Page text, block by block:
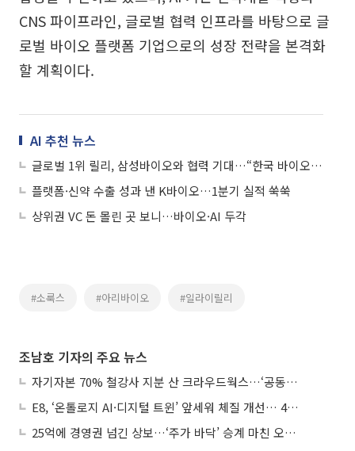
CNS 파이프라인, 글로벌 협력 인프라를 바탕으로 글
로벌 바이오 플랫폼 기업으로의 성장 전략을 본격화
할 계획이다.
AI 추천 뉴스
글로벌 1위 릴리, 삼성바이오와 협력 기대…“한국 바이오 투자 가속”
플랫폼·신약 수출 성과 낸 K바이오…1분기 실적 쑥쑥
상위권 VC 돈 몰린 곳 보니…바이오·AI 두각
#소룩스 #아리바이오 #일라이릴리
조남호 기자의 주요 뉴스
자기자본 70% 철강사 지분 산 크라우드웍스…‘공동경영’으로 AI 시너지 낼까
E8, ‘온톨로지 AI·디지털 트윈’ 앞세워 체질 개선… 4분기 흑자전환 총력
25억에 경영권 넘긴 상보…‘주가 바닥’ 승계 마친 오너 2세, 주가 부양 나설까